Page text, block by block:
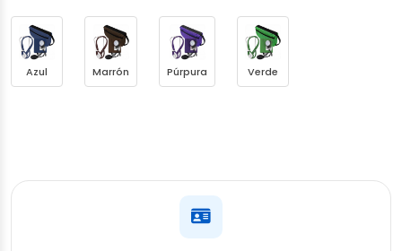
Azul Marrón Púrpura Verde